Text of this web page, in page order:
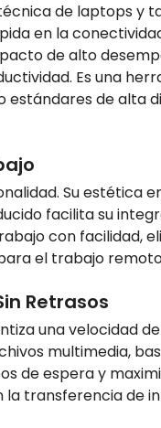
de laptops y
en la
de alto
Es una
de alta
Su estética
facilita su
con facilidad,
el trabajo
Retrasos
una velocidad
multimedia,
de espera y
transferencia de